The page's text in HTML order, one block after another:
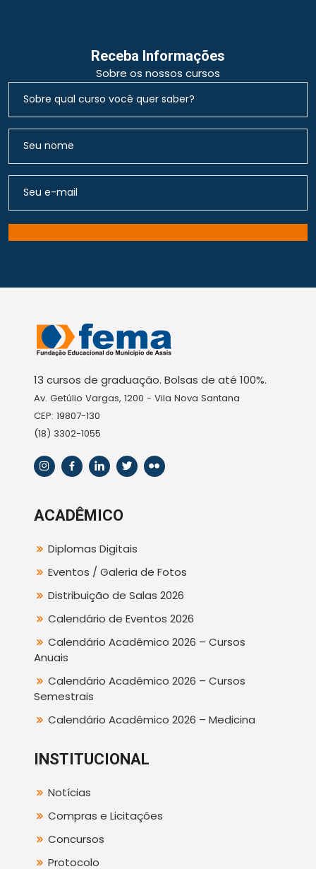
Receba Informações
Sobre os nossos cursos
13 cursos de graduação. Bolsas de até 100%.
Av. Getúlio Vargas, 1200 - Vila Nova Santana
CEP: 19807-130
(18) 3302-1055
ACADÊMICO
Diplomas Digitais
Eventos / Galeria de Fotos
Distribuição de Salas 2026
Calendário de Eventos 2026
Calendário Acadêmico 2026 – Cursos
Anuais
Calendário Acadêmico 2026 – Cursos
Semestrais
Calendário Acadêmico 2026 – Medicina
INSTITUCIONAL
Notícias
Compras e Licitações
Concursos
Protocolo